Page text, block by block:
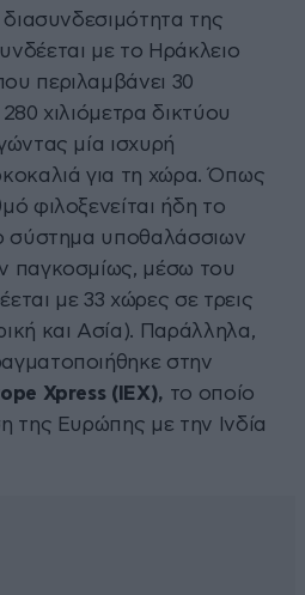
διασυνδεσιμότητα της
με το Ηράκλειο
περιλαμβάνει 30
χιλιόμετρα δικτύου
μία ισχυρή
για τη χώρα. Όπως
φιλοξενείται ήδη το
σύστημα υποθαλάσσιων
παγκοσμίως, μέσω του
με 33 χώρες σε τρεις
και Ασία). Παράλληλα,
στην
Xpress (IEX), το οποίο
της Ευρώπης με την Ινδία